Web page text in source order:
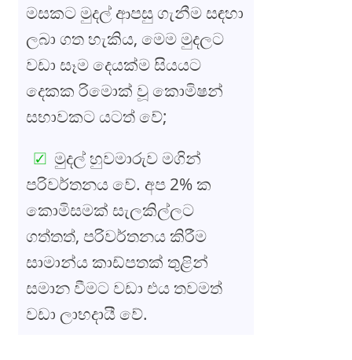
මසකට මුදල් ආපසු ගැනීම සඳහා
ලබා ගත හැකිය, මෙම මුදලට
වඩා සෑම දෙයක්ම සියයට
දෙකක රිමොක් වූ කොමිෂන්
සභාවකට යටත් වේ;
මුදල් හුවමාරුව මගින්
පරිවර්තනය වේ. අප 2% ක
කොමිසමක් සැලකිල්ලට
ගත්තත්, පරිවර්තනය කිරීම
සාමාන්ය කාඩ්පතක් තුළින්
සමාන වීමට වඩා එය තවමත්
වඩා ලාභදායී වේ.